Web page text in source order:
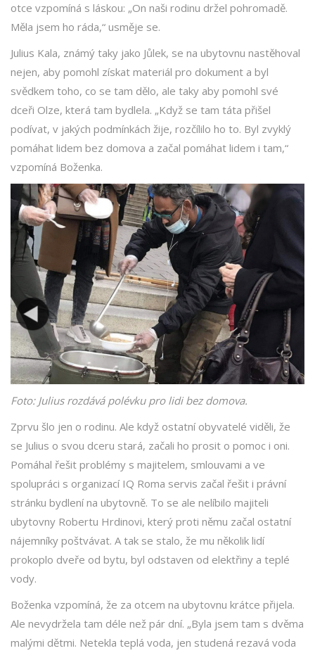
otce vzpomíná s láskou: „On naši rodinu držel pohromadě.
Měla jsem ho ráda,“ usměje se.
Julius Kala, známý taky jako Jůlek, se na ubytovnu nastěhoval
nejen, aby pomohl získat materiál pro dokument a byl
svědkem toho, co se tam dělo, ale taky aby pomohl své
dceři Olze, která tam bydlela. „Když se tam táta přišel
podívat, v jakých podmínkách žije, rozčílilo ho to. Byl zvyklý
pomáhat lidem bez domova a začal pomáhat lidem i tam,“
vzpomíná Boženka.
Foto: Julius rozdává polévku pro lidi bez domova.
Zprvu šlo jen o rodinu. Ale když ostatní obyvatelé viděli, že
se Julius o svou dceru stará, začali ho prosit o pomoc i oni.
Pomáhal řešit problémy s majitelem, smlouvami a ve
spolupráci s organizací IQ Roma servis začal řešit i právní
stránku bydlení na ubytovně. To se ale nelíbilo majiteli
ubytovny Robertu Hrdinovi, který proti němu začal ostatní
nájemníky poštvávat. A tak se stalo, že mu několik lidí
prokoplo dveře od bytu, byl odstaven od elektřiny a teplé
vody.
Boženka vzpomíná, že za otcem na ubytovnu krátce přijela.
Ale nevydržela tam déle než pár dní. „Byla jsem tam s dvěma
malými dětmi. Netekla teplá voda, jen studená rezavá voda